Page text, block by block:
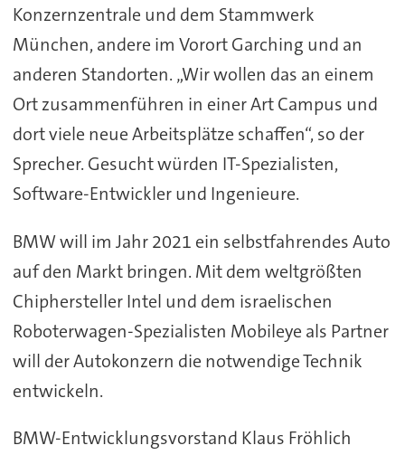
Konzernzentrale und dem Stammwerk
München, andere im Vorort Garching und an
anderen Standorten. „Wir wollen das an einem
Ort zusammenführen in einer Art Campus und
dort viele neue Arbeitsplätze schaffen“, so der
Sprecher. Gesucht würden IT-Spezialisten,
Software-Entwickler und Ingenieure.
BMW will im Jahr 2021 ein selbstfahrendes Auto
auf den Markt bringen. Mit dem weltgrößten
Chiphersteller Intel und dem israelischen
Roboterwagen-Spezialisten Mobileye als Partner
will der Autokonzern die notwendige Technik
entwickeln.
BMW-Entwicklungsvorstand Klaus Fröhlich